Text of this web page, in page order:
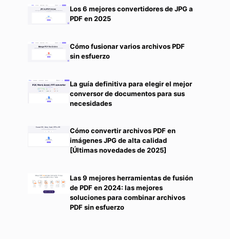
Los 6 mejores convertidores de JPG a
PDF en 2025
Cómo fusionar varios archivos PDF
sin esfuerzo
La guía definitiva para elegir el mejor
conversor de documentos para sus
necesidades
Cómo convertir archivos PDF en
imágenes JPG de alta calidad
[Últimas novedades de 2025]
Las 9 mejores herramientas de fusión
de PDF en 2024: las mejores
soluciones para combinar archivos
PDF sin esfuerzo